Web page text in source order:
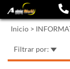
Inicio >
Filtrar por: